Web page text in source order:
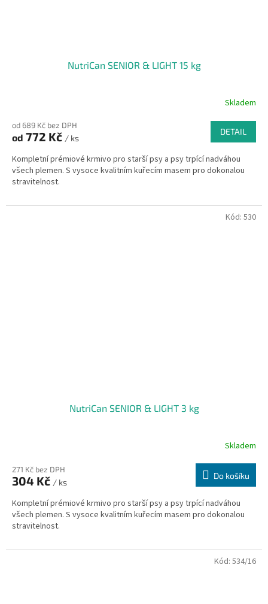
NutriCan SENIOR & LIGHT 15 kg
Skladem
od 689 Kč bez DPH
od 772 Kč / ks
DETAIL
Kompletní prémiové krmivo pro starší psy a psy trpící nadváhou
všech plemen. S vysoce kvalitním kuřecím masem pro dokonalou
stravitelnost.
NutriCan SENIOR & LIGHT 3 kg
Skladem
271 Kč bez DPH
304 Kč / ks
Do košíku
Kompletní prémiové krmivo pro starší psy a psy trpící nadváhou
všech plemen. S vysoce kvalitním kuřecím masem pro dokonalou
stravitelnost.
Kód: 530
Kód: 534/16